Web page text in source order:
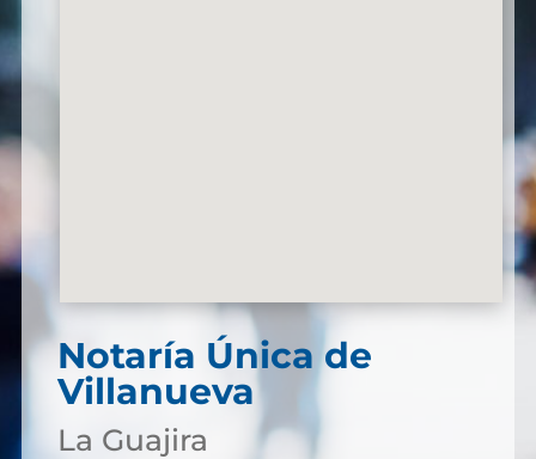
Notaría Única de
Villanueva
La Guajira